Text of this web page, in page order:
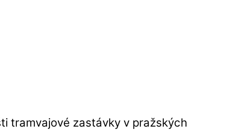
tramvajové zastávky v pražských